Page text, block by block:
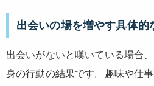
出会いの場を増やす具体的
出会いがないと嘆いている場合
身の行動の結果です。趣味や仕